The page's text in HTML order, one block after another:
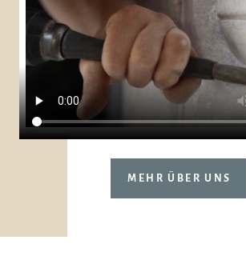
MEHR ÜBER UNS